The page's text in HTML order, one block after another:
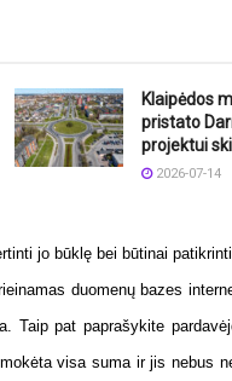
Klaipėdos
pristato
projektui
2026-07-14
jo būklę bei būtinai
duomenų bazes
Taip pat paprašykite
visa suma ir jis nebus